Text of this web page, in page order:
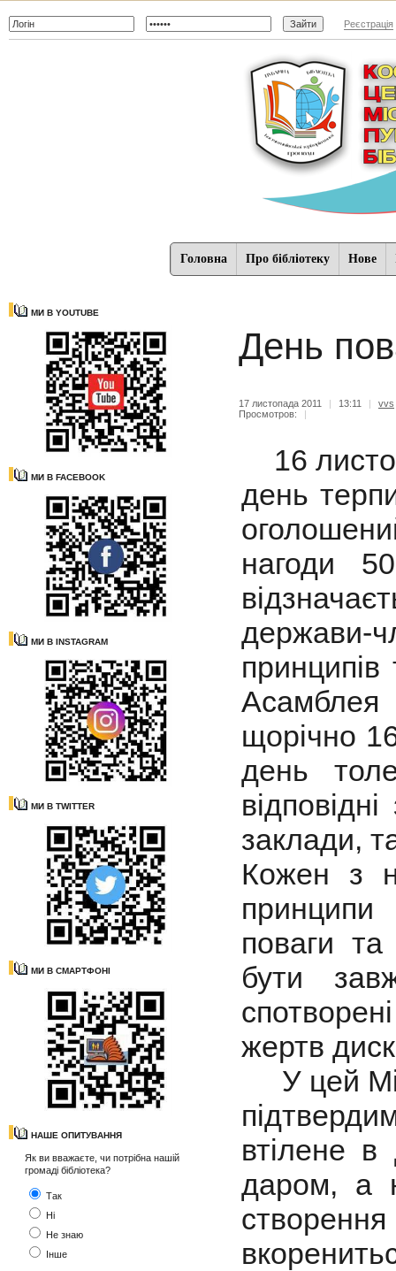
Реєстрація
Головна Про бібліотеку Нове
МИ В YOUTUBE
МИ В FACEBOOK
МИ В INSTAGRAM
МИ В TWITTER
МИ В СМАРТФОНІ
НАШЕ ОПИТУВАННЯ
Як ви вважаєте, чи потрібна нашій
громаді бібліотека?
Так
Ні
Не знаю
Інше
День
17 листопада 2011 | 13:11 |
vvs
Просмотров:
|
16
день
нагоди
держави-
щорічно
день
заклади,
Кожен з
принципи
поваги та
бути
жертв
У цей
втілене в
даром, а